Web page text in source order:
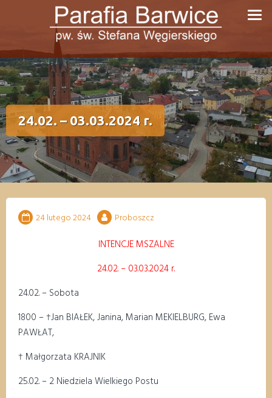
24.02. – 03.03.2024 r.
24 lutego 2024 Proboszcz
INTENCJE MSZALNE
24.02. – 03.03.2024 r.
24.02. – Sobota
1800 –†Jan BIAŁEK, Janina, Marian MEKIELBURG, Ewa
PAWŁAT,
† Małgorzata KRAJNIK
25.02. – 2 Niedziela Wielkiego Postu